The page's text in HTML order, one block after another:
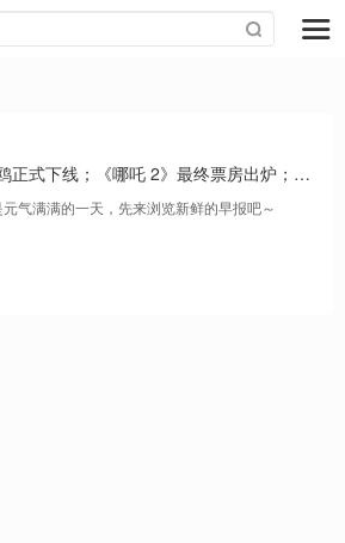
正式下线；《哪吒 2》最终票房出炉；小
｜Do早报
气满满的一天，先来浏览新鲜的早报吧～